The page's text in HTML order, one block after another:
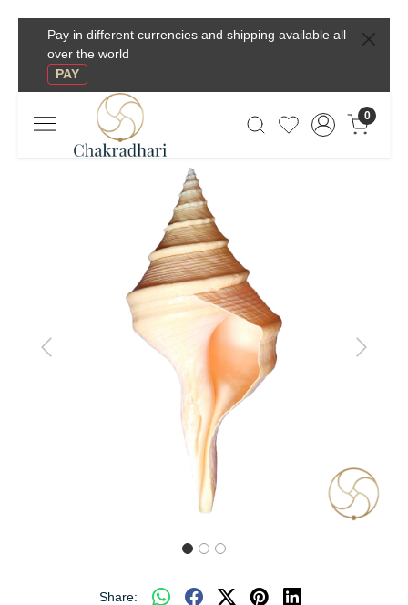
Pay in different currencies and shipping available all
over the world
PAY
0
Previous Next
Share: